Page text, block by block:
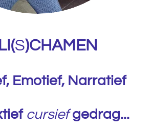
S)CHAMEN
Emotief, Narratief
cursief gedrag...